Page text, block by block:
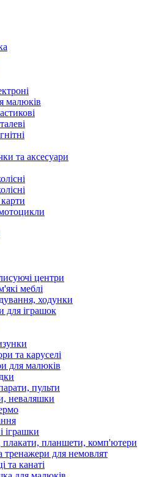
малюків
та аксесуари
центри
меблі
ходунки
іграшок
та каруселі
для малюків
пульти
неваляшки
іграшки
плакати, планшети, комп'ютери
для немовлят
та канаті